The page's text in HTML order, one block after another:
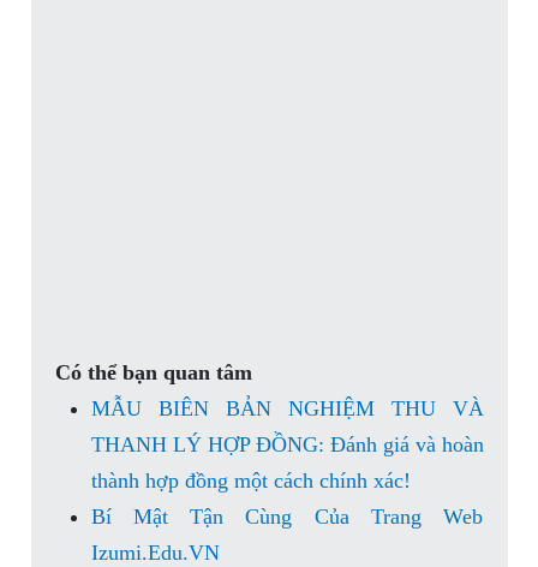
Có thể bạn quan tâm
MẪU BIÊN BẢN NGHIỆM THU VÀ
THANH LÝ HỢP ĐỒNG: Đánh giá và hoàn
thành hợp đồng một cách chính xác!
Bí Mật Tận Cùng Của Trang Web
Izumi.Edu.VN